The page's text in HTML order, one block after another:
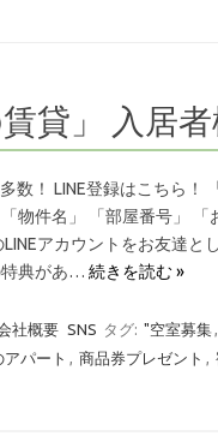
賃貸」 入居
数！ LINE登録はこちら！
物件名」 「部屋番号」 「
アカウントをお友達と
特典があ… 続きを読む »
社概要 SNS タグ: "空室募集,
アパート , 商品券プレゼント ,